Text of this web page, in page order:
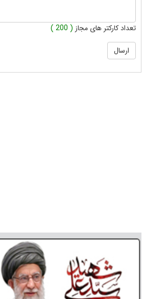
تعداد کارکتر های مجاز ( 200 )